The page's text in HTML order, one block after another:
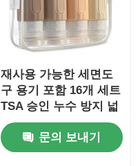
재사용 가능한 세면도
구 용기 포함 16개 세트
TSA 승인 누수 방지 넓
은 입 디자인 실리콘 여
행용 병 세트문의 보내기